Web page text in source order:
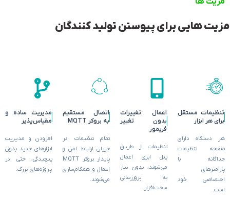
مزیت هایی برای پیوستن تولید کنندگان
تنظیمات مستقل
برای هر ابزار
هر دستگاه دارای
صفحه تنظیمات
جداگانه با
پارامترهای
اختصاصی خود
است.
اعمال تغییرات
بدون تغییر
فریمور
تنظیمات از طریق
پنل ابری اعمال
می‌شوند، بدون نیاز
به بروزرسانی
سخت‌افزار.
اتصال مستقیم
به بروکر MQTT
تمام تنظیمات در
جریان ارتباط امن و
پایدار بروکر MQTT
اعمال و همگام‌سازی
می‌شوند.
مدیریت ساده و
مقیاس‌پذیر
افزودن و مدیریت
ابزارهای جدید بدون
پیچیدگی، حتی در
پروژه‌های بزرگ.